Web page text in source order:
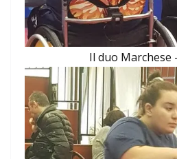
Il duo Marchese